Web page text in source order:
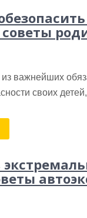
из важнейших
своих